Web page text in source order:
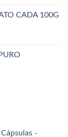
CADA 100G
-